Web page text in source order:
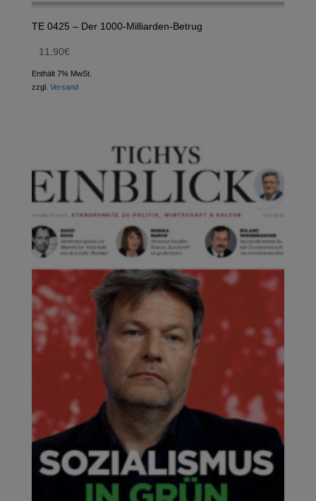
TE 0425 – Der 1000-Milliarden-Betrug
11,90€
Enthält 7% MwSt.
zzgl. Versand